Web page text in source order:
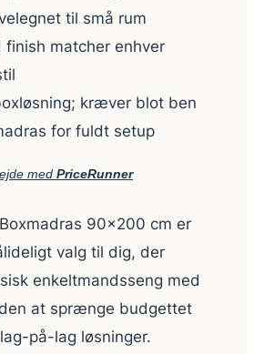
til små rum
finish matcher enhver
kræver blot ben
for fuldt setup
med PriceRunner
90×200 cm er
valg til dig, der
enkeltmandsseng med
at sprænge budgettet
på-lag løsninger.